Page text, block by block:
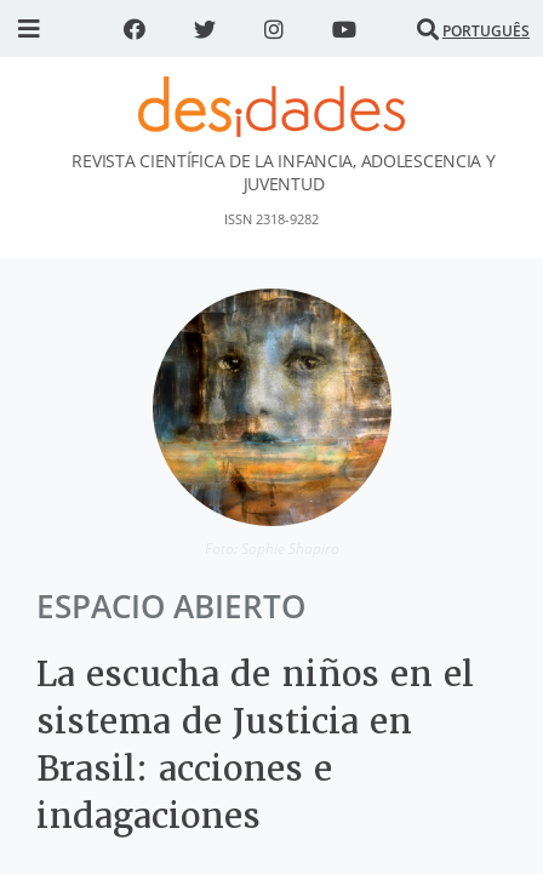
PORTUGUÊS
DESidades
REVISTA CIENTÍFICA DE LA INFANCIA, ADOLESCENCIA Y
JUVENTUD
ISSN 2318-9282
ESPACIO ABIERTO
La escucha de niños en el
sistema de Justicia en
Brasil: acciones e
indagaciones